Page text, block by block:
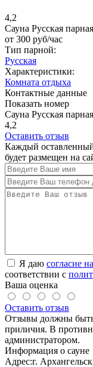
4,2
Сауна Русская парная
от 300 руб/час
Тип парной:
Русская
Характеристики:
Комната отдыха
Контактные данные
Показать номер
Сауна Русская
4,2
Оставить отзыв
Каждый
будет размещен на
Я даю согласие
соответствии с
Ваша оценка
Оставить отзыв
Отзывы должны
приличия. В
администратором.
Информация о сауне
Адрес:г.